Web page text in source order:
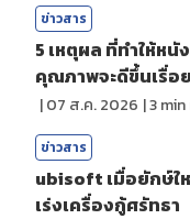
ข่าวสาร
5 เหตุผล ที่ทำให้หนั
คุณภาพจะดีขึ้นเรื่อ
|07 ส.ค. 2026 |3
ข่าวสาร
ubisoft เมื่อยักษ์ใ
เร่งเครื่องกู้ศรัทธา